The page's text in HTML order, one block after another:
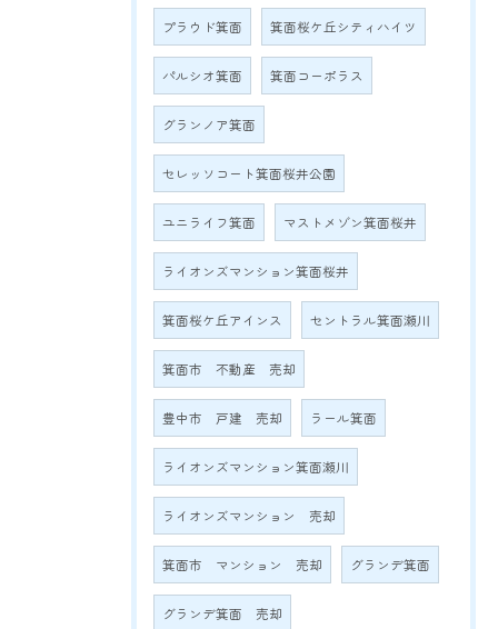
プラウド箕面 箕面桜ケ丘シティハイツ
パルシオ箕面 箕面コーポラス
グランノア箕面
セレッソコート箕面桜井公園
ユニライフ箕面 マストメゾン箕面桜井
ライオンズマンション箕面桜井
箕面桜ケ丘アインス セントラル箕面瀬川
箕面市 不動産 売却
豊中市 戸建 売却 ラール箕面
ライオンズマンション箕面瀬川
ライオンズマンション 売却
箕面市 マンション 売却 グランデ箕面
グランデ箕面 売却